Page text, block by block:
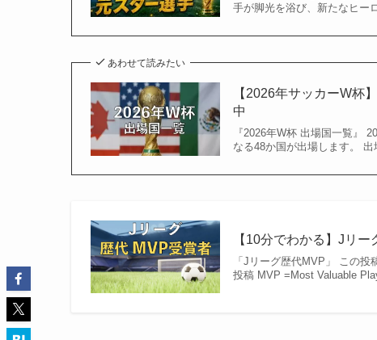
手が脚光を浴び、新たなヒー
あわせて読みたい
【2026年サッカーW杯
中
『2026年W杯 出場国一覧』
なる48か国が出場します。
【10分でわかる】Jリ
「Jリーグ歴代MVP」 この
投稿 MVP =Most Valuable